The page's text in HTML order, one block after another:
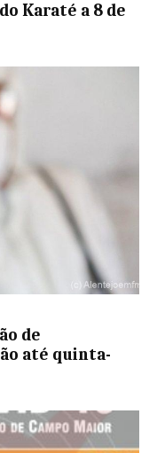
Karaté a 8 de
de
até quinta-